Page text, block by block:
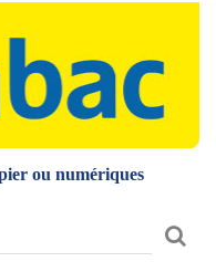
ou numériques